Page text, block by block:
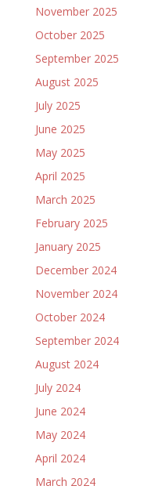
November 2025
October 2025
September 2025
August 2025
July 2025
June 2025
May 2025
April 2025
March 2025
February 2025
January 2025
December 2024
November 2024
October 2024
September 2024
August 2024
July 2024
June 2024
May 2024
April 2024
March 2024